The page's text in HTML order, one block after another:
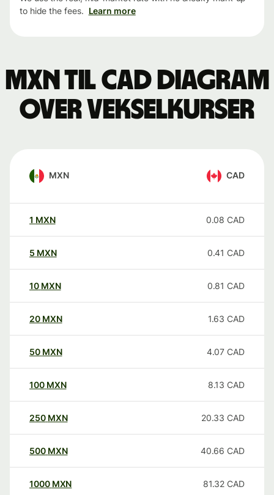
to hide the fees. Learn more
MXN til CAD Diagram
over vekselkurser
MXN CAD
1 MXN 0.08 CAD
5 MXN 0.41 CAD
10 MXN 0.81 CAD
20 MXN 1.63 CAD
50 MXN 4.07 CAD
100 MXN 8.13 CAD
250 MXN 20.33 CAD
500 MXN 40.66 CAD
1000 MXN 81.32 CAD